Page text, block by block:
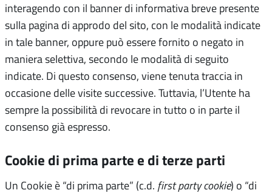
interagendo con il banner di informativa breve presente
sulla pagina di approdo del sito, con le modalità indicate
in tale banner, oppure può essere fornito o negato in
maniera selettiva, secondo le modalità di seguito
indicate. Di questo consenso, viene tenuta traccia in
occasione delle visite successive. Tuttavia, l’Utente ha
sempre la possibilità di revocare in tutto o in parte il
consenso già espresso.
Cookie di prima parte e di terze parti
Un Cookie è “di prima parte” (c.d. first party cookie) o “di